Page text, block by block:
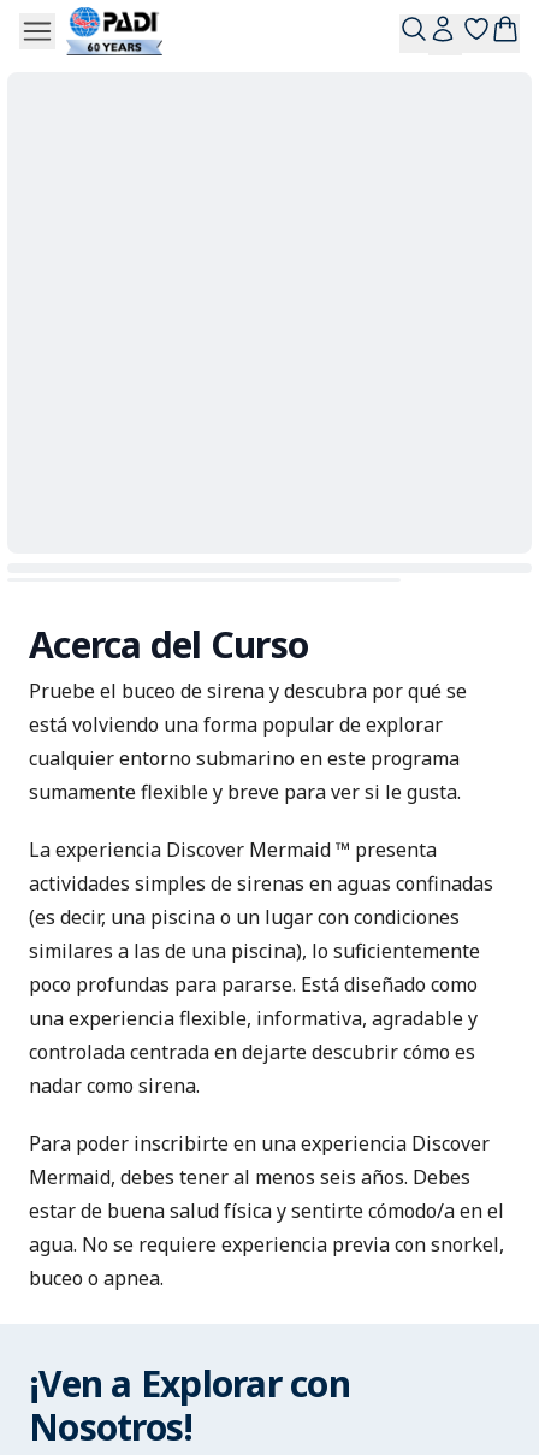
Acerca del Curso
Pruebe el buceo de sirena y descubra por qué se
está volviendo una forma popular de explorar
cualquier entorno submarino en este programa
sumamente flexible y breve para ver si le gusta.
La experiencia Discover Mermaid ™ presenta
actividades simples de sirenas en aguas confinadas
(es decir, una piscina o un lugar con condiciones
similares a las de una piscina), lo suficientemente
poco profundas para pararse. Está diseñado como
una experiencia flexible, informativa, agradable y
controlada centrada en dejarte descubrir cómo es
nadar como sirena.
Para poder inscribirte en una experiencia Discover
Mermaid, debes tener al menos seis años. Debes
estar de buena salud física y sentirte cómodo/a en el
agua. No se requiere experiencia previa con snorkel,
buceo o apnea.
¡Ven a Explorar con
Nosotros!